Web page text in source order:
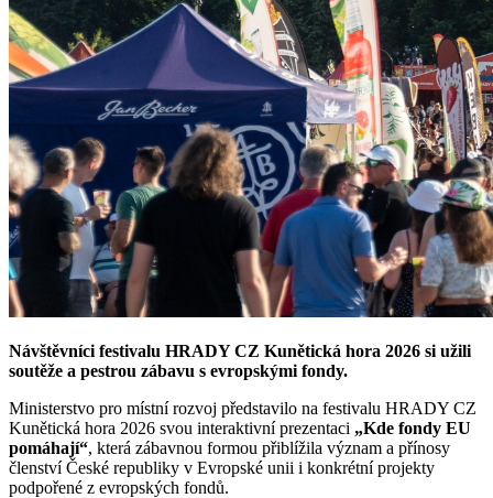
Návštěvníci festivalu HRADY CZ Kunětická hora 2026 si užili
soutěže a pestrou zábavu s evropskými fondy.
Ministerstvo pro místní rozvoj představilo na festivalu HRADY CZ
Kunětická hora 2026 svou interaktivní prezentaci „Kde fondy EU
pomáhají“, která zábavnou formou přiblížila význam a přínosy
členství České republiky v Evropské unii i konkrétní projekty
podpořené z evropských fondů.